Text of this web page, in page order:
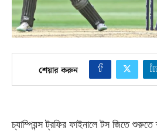
শেয়ার করুন
চ্যাম্পিয়ন্স ট্রফির ফাইনালে টস জিতে শুরুতে